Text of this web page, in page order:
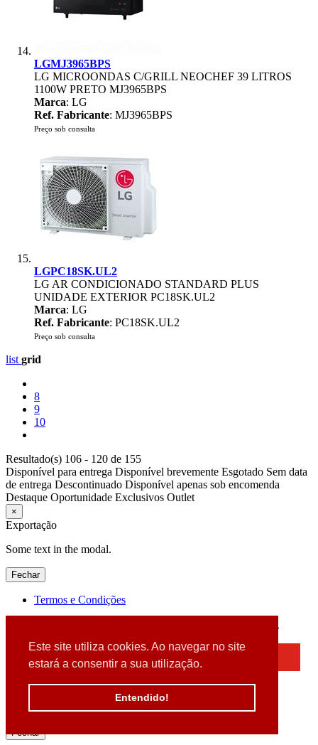
Este site utiliza cookies. Ao navegar no site
estará a consentir a sua utilização.
Entendido!
LGMJ3965BPS
LG MICROONDAS C/GRILL NEOCHEF 39 LITROS
1100W PRETO MJ3965BPS
Marca: LG
Ref. Fabricante: MJ3965BPS
Preço sob consulta
LGPC18SK.UL2
LG AR CONDICIONADO STANDARD PLUS
UNIDADE EXTERIOR PC18SK.UL2
Marca: LG
Ref. Fabricante: PC18SK.UL2
Preço sob consulta
list grid
8
9
10
Resultado(s) 106 - 120 de 155
Disponível para entrega Disponível brevemente Esgotado Sem data
de entrega Descontinuado Disponível apenas sob encomenda
Destaque Oportunidade Exclusivos Outlet
×
Exportação
Some text in the modal.
Fechar
Termos e Condições
Detectamos que está a usar um browser desatualizado
Por favor, atualize o seu browser
para garantir uma melhor experiência.
Fechar